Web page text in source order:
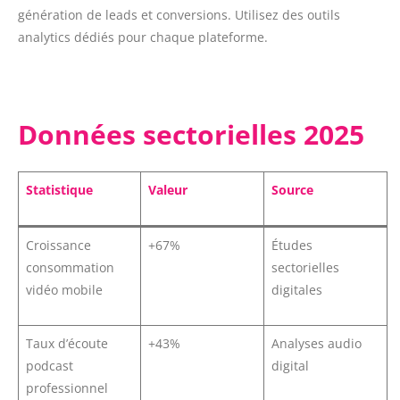
génération de leads et conversions. Utilisez des outils
analytics dédiés pour chaque plateforme.
Données sectorielles 2025
Statistique Valeur Source
Croissance
consommation
vidéo mobile
+67%
Études
sectorielles
digitales
Taux d’écoute
podcast
professionnel
+43%
Analyses audio
digital